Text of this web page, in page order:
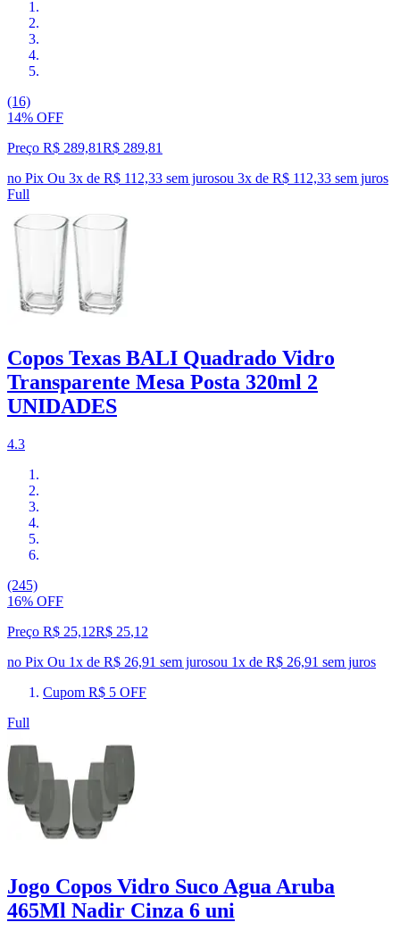
(16)
14% OFF
Preço R$ 289,81R$ 289,81
no Pix Ou 3x de R$ 112,33 sem jurosou 3x de R$ 112,33 sem juros
Full
Copos Texas BALI Quadrado Vidro
Transparente Mesa Posta 320ml 2
UNIDADES
4.3
(245)
16% OFF
Preço R$ 25,12R$ 25,12
no Pix Ou 1x de R$ 26,91 sem jurosou 1x de R$ 26,91 sem juros
Cupom R$ 5 OFF
Full
Jogo Copos Vidro Suco Agua Aruba
465Ml Nadir Cinza 6 uni